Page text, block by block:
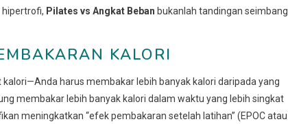
hipertrofi, Pilates vs Angkat Beban bukanlah tandingan seimbang
KALORI
harus membakar lebih banyak kalori daripada yang
membakar lebih banyak kalori dalam waktu yang lebih singkat
meningkatkan “efek pembakaran setelah latihan” (EPOC atau